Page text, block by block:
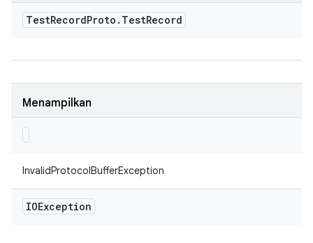
TestRecordProto . TestRecord
Menampilkan
InvalidProtocolBufferException
IOException